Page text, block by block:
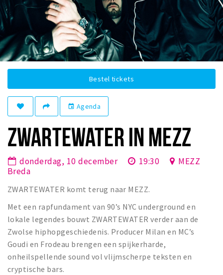
Drinken
Slapen
Recreatief
Winkels
Parkeren
Musea, theaters & podia
Toeristische routes
Natuurgebieden
Sport
Privacy
Inloggen
Bestel tickets
event Agenda
ZWARTEWATER IN MEZZ
donderdag, 10 december 19:30
MEZZ
Breda
ZWARTEWATER komt terug naar MEZZ.
Met een rapfundament van 90’s NYC underground en
lokale legendes bouwt ZWARTEWATER verder aan de
Zwolse hiphopgeschiedenis. Producer Milan en MC’s
Goudi en Frodeau brengen een spijkerharde,
onheilspellende sound vol vlijmscherpe teksten en
cryptische bars.